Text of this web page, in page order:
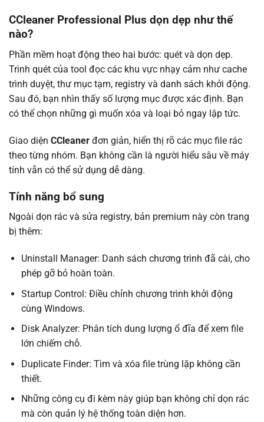
CCleaner Professional Plus dọn dẹp như thế
nào?
Phần mềm hoạt động theo hai bước: quét và dọn dẹp.
Trình quét của tool đọc các khu vực nhạy cảm như cache
trình duyệt, thư mục tạm, registry và danh sách khởi động.
Sau đó, bạn nhìn thấy số lượng mục được xác định. Bạn
có thể chọn những gì muốn xóa và loại bỏ ngay lập tức.
Giao diện CCleaner đơn giản, hiển thị rõ các mục file rác
theo từng nhóm. Bạn không cần là người hiểu sâu về máy
tính vẫn có thể sử dụng dễ dàng.
Tính năng bổ sung
Ngoài dọn rác và sửa registry, bản premium này còn trang
bị thêm:
Uninstall Manager: Danh sách chương trình đã cài, cho
phép gỡ bỏ hoàn toàn.
Startup Control: Điều chỉnh chương trình khởi động
cùng Windows.
Disk Analyzer: Phân tích dung lượng ổ đĩa để xem file
lớn chiếm chỗ.
Duplicate Finder: Tìm và xóa file trùng lặp không cần
thiết.
Những công cụ đi kèm này giúp bạn không chỉ dọn rác
mà còn quản lý hệ thống toàn diện hơn.